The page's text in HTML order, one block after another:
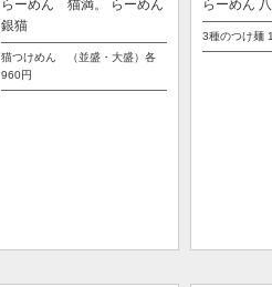
らーめん 猫満。 らーめん
銀猫
猫つけめん （並盛・大盛）各
960円
らーめん
3種のつけ麺